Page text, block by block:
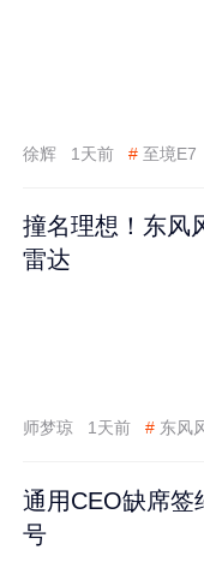
徐辉 1天前 # 至境E7
撞名理想！东风
雷达
师梦琼 1天前 # 东风
通用CEO缺席签
号